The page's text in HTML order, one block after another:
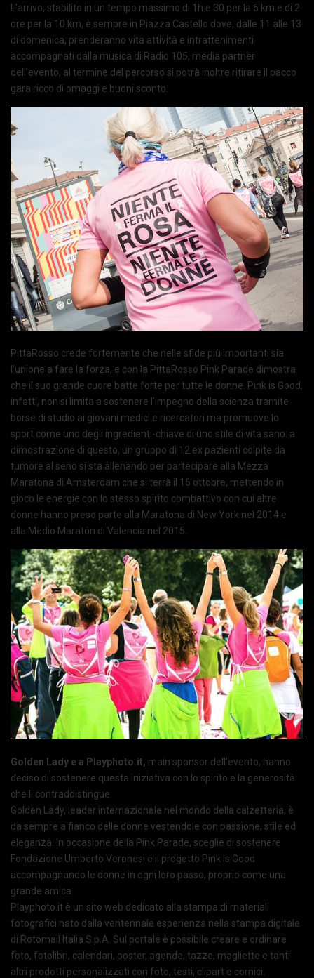
L’arrivo, stabilito in un tempo massimo di 1h e 30 per la 5 km e di 2
ore per la 10 km, è sempre in Piazza Castello dove, dalle 11 alle 13
di domenica, prenderanno vita attività e intrattenimenti
accompagnati dalla musica di Radio 105, media partner
dell’evento, al termine del percorso si potrà inoltre ritirare il pacco
gara ricco di omaggi e buoni sconto.
PittaRosso crede fortemente che nelle sfide più importanti sia
l’unione a fare la forza, e con la PittaRosso Pink Parade dimostra
che il suo grande cuore batte forte per tutte le donne. Pink is Good,
infatti, non si limita a sostenere l’impegno della scienza tramite
borse di studio ai giovani medici e ricercatori ma promuove lo
sport come uno degli ingredienti-chiave di uno stile di vita sano: a
dimostrazione di questo, un gruppo di 12 ex pazienti colpite da
tumore al seno si sta allenando per partecipare alla Mezza
Maratona di Amsterdam che si terrà il 16 ottobre, mettendo in
gioco le energie con lo stesso spirito combattivo con cui altre
donne hanno preso parte alla Maratona di New York nel 2014 e
alla Medio Maratón di Valencia nel 2015.
Golden Lady e a Playphoto.it, main sponsor dell’evento, hanno
deciso di sostenere questa iniziativa con lo spirito e la generosità
che li contraddistingue.
Golden Lady, leader internazionale nel mondo della calzetteria, è
da sempre a fianco delle donne vestendole con passione, stile ed
eleganza. In occasione della Pink Parade, sceglie di sostenere
Fondazione Umberto Veronesi e il progetto Pink Is Good
accompagnando le donne in ogni loro passo, proprio come una
grande amica.
Playphoto.it è un sito web dedicato alla stampa di materiali
fotografici nato dalla ventennale esperienza nella stampa digitale
di Rotomail Italia S.p.A. Sul portale è possibile creare e ordinare
foto, fotolibri, calendari, poster, agende, tazze, magliette e tanti
altri prodotti personalizzati con foto, testi, clipart e cornici.